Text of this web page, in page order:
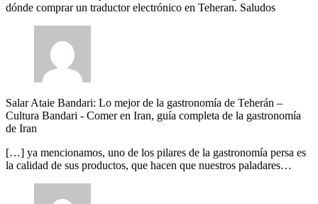
dónde comprar un traductor electrónico en Teheran. Saludos
Salar Ataie Bandari: Lo mejor de la gastronomía de Teherán –
Cultura Bandari - Comer en Iran, guía completa de la gastronomía
de Iran
[…] ya mencionamos, uno de los pilares de la gastronomía persa es
la calidad de sus productos, que hacen que nuestros paladares…